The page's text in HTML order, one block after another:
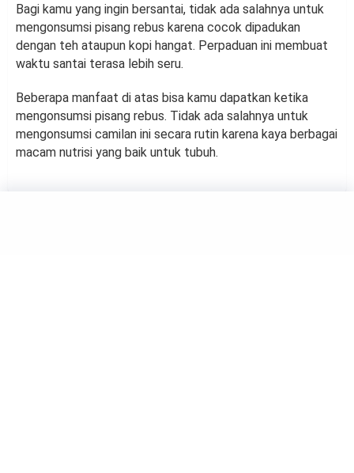
Bagi kamu yang ingin bersantai, tidak ada salahnya untuk
mengonsumsi pisang rebus karena cocok dipadukan
dengan teh ataupun kopi hangat. Perpaduan ini membuat
waktu santai terasa lebih seru.
Beberapa manfaat di atas bisa kamu dapatkan ketika
mengonsumsi pisang rebus. Tidak ada salahnya untuk
mengonsumsi camilan ini secara rutin karena kaya berbagai
macam nutrisi yang baik untuk tubuh.